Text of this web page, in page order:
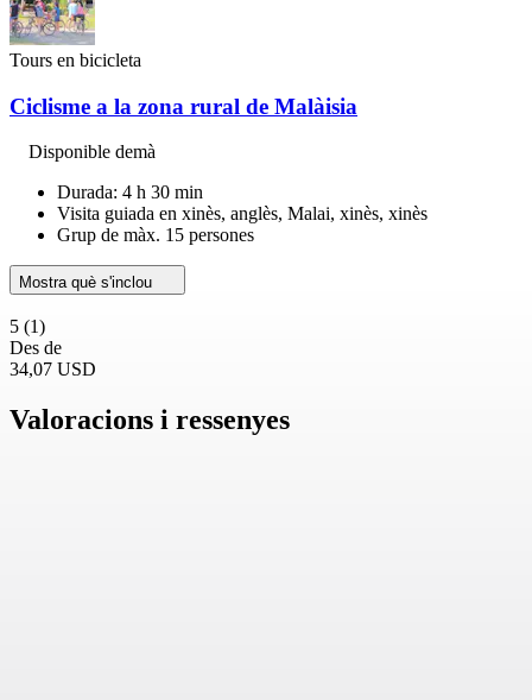
Tours en bicicleta
Ciclisme a la zona rural de Malàisia
Disponible demà
Durada: 4 h 30 min
Visita guiada en xinès, anglès, Malai, xinès, xinès
Grup de màx. 15 persones
Mostra què s'inclou
5 (1)
Des de
34,07 USD
Valoracions i ressenyes